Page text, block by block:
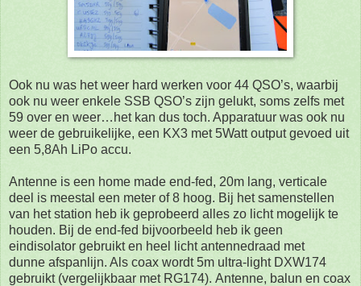
Ook nu was het weer hard werken voor 44 QSO’s, waarbij
ook nu weer enkele SSB QSO’s zijn gelukt, soms zelfs met
59 over en weer…het kan dus toch. Apparatuur was ook nu
weer de gebruikelijke, een KX3 met 5Watt output gevoed uit
een 5,8Ah LiPo accu.
Antenne is een home made end-fed, 20m lang, verticale
deel is meestal een meter of 8 hoog. Bij het samenstellen
van het station heb ik geprobeerd alles zo licht mogelijk te
houden. Bij de end-fed bijvoorbeeld heb ik geen
eindisolator gebruikt en heel licht antennedraad met
dunne afspanlijn. Als coax wordt 5m ultra-light DXW174
gebruikt (vergelijkbaar met RG174). Antenne, balun en coax